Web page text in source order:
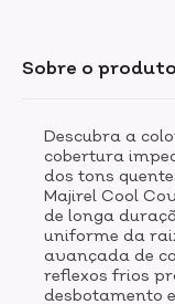
conforme o
morna,
abundantemente
shampoo e
resultado mais
que a aplicação
Sobre o produto
Descubra a
cobertura
dos tons
Majirel Cool
de longa
uniforme da
avançada de
reflexos frios
desbotamento